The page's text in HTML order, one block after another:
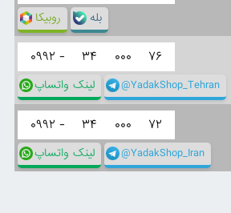
روبیکا بله
۰۹۹۲ - ۳۴ ۰۰۰ ۷۶
لینک واتساپ @YadakShop_Tehran
۰۹۹۲ - ۳۴ ۰۰۰ ۷۲
لینک واتساپ @YadakShop_Iran